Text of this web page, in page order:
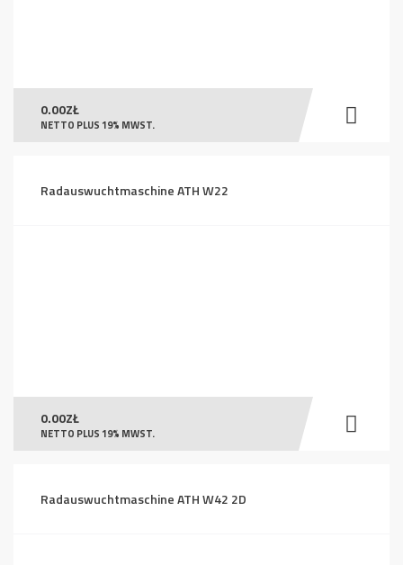
0.00ZŁ
NETTO PLUS 19% MWST.
Radauswuchtmaschine ATH W22
0.00ZŁ
NETTO PLUS 19% MWST.
Radauswuchtmaschine ATH W42 2D